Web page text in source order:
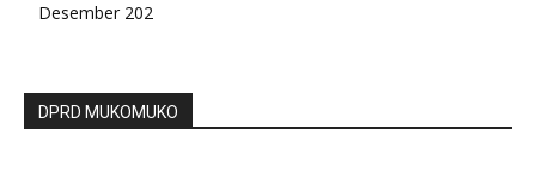
Desember 202
DPRD MUKOMUKO